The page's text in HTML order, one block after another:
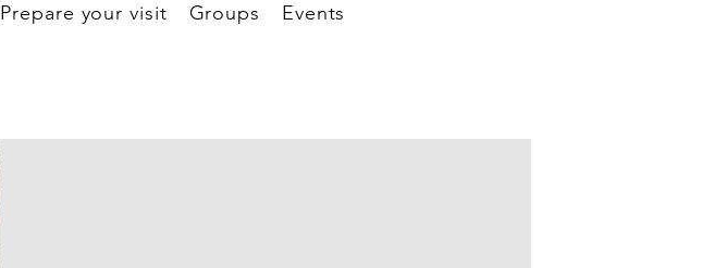
Prepare your visit Groups
Events